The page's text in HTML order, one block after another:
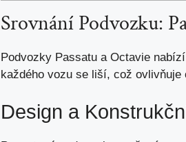
Srovnání Podvozku:
Podvozky Passatu a Octavie
každého vozu se liší, což
Design a